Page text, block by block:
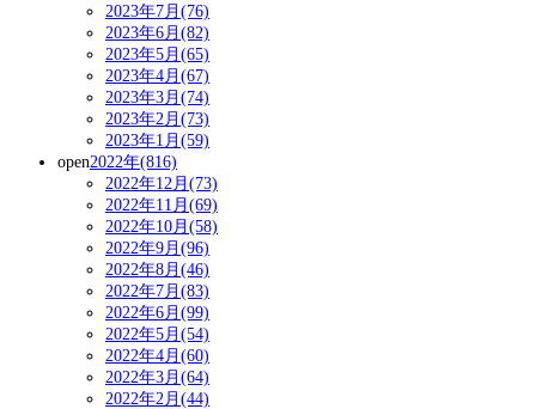
2023年7月(76)
2023年6月(82)
2023年5月(65)
2023年4月(67)
2023年3月(74)
2023年2月(73)
2023年1月(59)
open2022年(816)
2022年12月(73)
2022年11月(69)
2022年10月(58)
2022年9月(96)
2022年8月(46)
2022年7月(83)
2022年6月(99)
2022年5月(54)
2022年4月(60)
2022年3月(64)
2022年2月(44)